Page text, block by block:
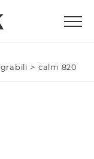
> calm 820